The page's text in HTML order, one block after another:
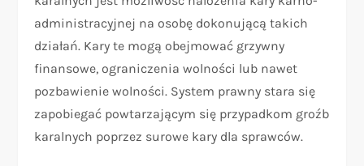
administracyjnej na osobę dokonującą takich
działań. Kary te mogą obejmować grzywny
finansowe, ograniczenia wolności lub nawet
pozbawienie wolności. System prawny stara się
zapobiegać powtarzającym się przypadkom groźb
karalnych poprzez surowe kary dla sprawców.